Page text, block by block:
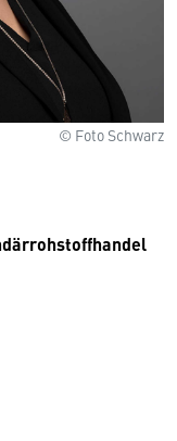
© Foto Schwarz